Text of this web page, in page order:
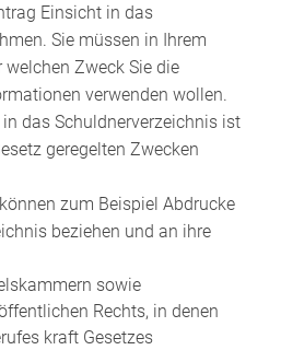
Einsicht in das
Sie müssen in Ihrem
Zweck Sie die
verwenden wollen.
das Schuldnerverzeichnis ist
geregelten Zwecken
zum Beispiel Abdrucke
beziehen und an ihre
sowie
Rechts, in denen
kraft Gesetzes